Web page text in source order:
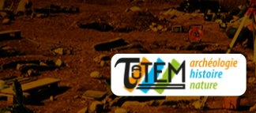
Aller
à
la
Aller
au
contenu